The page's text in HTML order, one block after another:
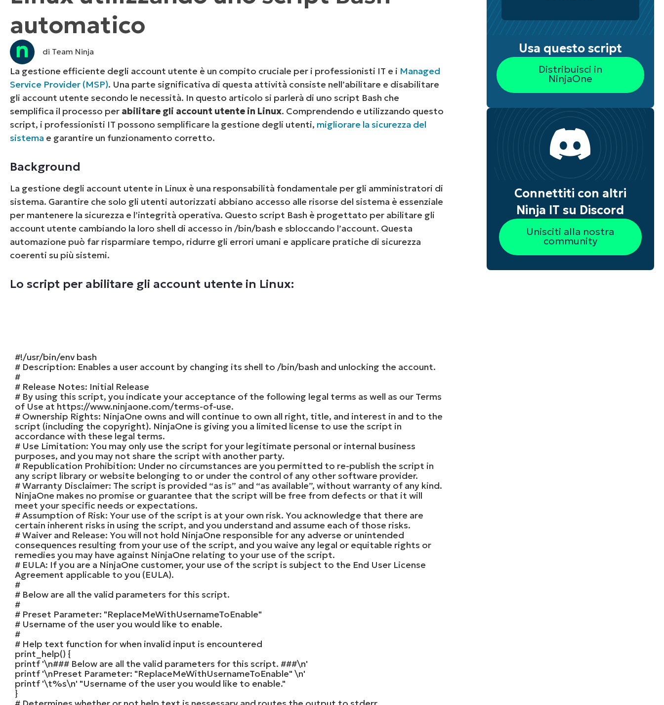
CONTATTO COMMERCIALE
PIATTAFORMA
CONTATTO COMMERCIALE
CONTATTO COMMERCIALE
CONTATTO COMMERCIALE
automatico
di Team Ninja
La gestione efficiente degli account utente è un compito cruciale per i professionisti IT e i Managed
Service Provider (MSP). Una parte significativa di questa attività consiste nell’abilitare e disabilitare
gli account utente secondo le necessità. In questo articolo si parlerà di uno script Bash che
semplifica il processo per abilitare gli account utente in Linux. Comprendendo e utilizzando questo
script, i professionisti IT possono semplificare la gestione degli utenti, migliorare la sicurezza del
sistema e garantire un funzionamento corretto.
Background
La gestione degli account utente in Linux è una responsabilità fondamentale per gli amministratori di
sistema. Garantire che solo gli utenti autorizzati abbiano accesso alle risorse del sistema è essenziale
per mantenere la sicurezza e l’integrità operativa. Questo script Bash è progettato per abilitare gli
account utente cambiando la loro shell di accesso in /bin/bash e sbloccando l’account. Questa
automazione può far risparmiare tempo, ridurre gli errori umani e applicare pratiche di sicurezza
coerenti su più sistemi.
Lo script per abilitare gli account utente in Linux:
#!/usr/bin/env bash
# Description: Enables a user account by changing its shell to /bin/bash and unlocking the account.
#
# Release Notes: Initial Release
# By using this script, you indicate your acceptance of the following legal terms as well as our Terms
of Use at https://www.ninjaone.com/terms-of-use.
# Ownership Rights: NinjaOne owns and will continue to own all right, title, and interest in and to the
script (including the copyright). NinjaOne is giving you a limited license to use the script in
accordance with these legal terms.
# Use Limitation: You may only use the script for your legitimate personal or internal business
purposes, and you may not share the script with another party.
# Republication Prohibition: Under no circumstances are you permitted to re-publish the script in
any script library or website belonging to or under the control of any other software provider.
# Warranty Disclaimer: The script is provided “as is” and “as available”, without warranty of any kind.
NinjaOne makes no promise or guarantee that the script will be free from defects or that it will
meet your specific needs or expectations.
# Assumption of Risk: Your use of the script is at your own risk. You acknowledge that there are
certain inherent risks in using the script, and you understand and assume each of those risks.
# Waiver and Release: You will not hold NinjaOne responsible for any adverse or unintended
consequences resulting from your use of the script, and you waive any legal or equitable rights or
remedies you may have against NinjaOne relating to your use of the script.
# EULA: If you are a NinjaOne customer, your use of the script is subject to the End User License
Agreement applicable to you (EULA).
#
# Below are all the valid parameters for this script.
#
# Preset Parameter: "ReplaceMeWithUsernameToEnable"
# Username of the user you would like to enable.
#
# Help text function for when invalid input is encountered
print_help() {
printf '\n### Below are all the valid parameters for this script. ###\n'
printf '\nPreset Parameter: "ReplaceMeWithUsernameToEnable" \n'
printf '\t%s\n' "Username of the user you would like to enable."
}
Usa questo script
Distribuisci in
NinjaOne
Connettiti con altri
Ninja IT su Discord
Unisciti alla nostra
community